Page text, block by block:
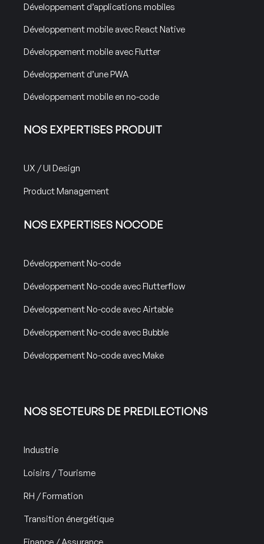
Développement d’applications mobiles
Développement mobile avec React Native
Développement mobile avec Flutter
Développement d’une PWA
Développement mobile en no-code
NOS EXPERTISES PRODUIT
UX / UI Design
Product Management
NOS EXPERTISES NOCODE
Développement No-code
Développement No-code avec Flutterflow
Développement No-code avec Airtable
Développement No-code avec Bubble
Développement No-code avec Make
NOS SECTEURS DE PREDILECTIONS
Industrie
Loisirs / Tourisme
RH / Formation
Transition énergétique